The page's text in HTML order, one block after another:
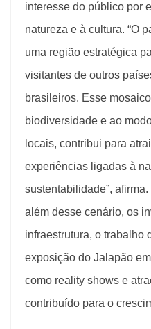
interesse do público por
natureza e à cultura. “O
uma região estratégica
visitantes de outros
brasileiros. Esse
biodiversidade e ao
locais, contribui para
experiências ligadas à
sustentabilidade”,
além desse cenário, os
infraestrutura, o trabalho
exposição do Jalapão
como reality shows e
contribuído para o